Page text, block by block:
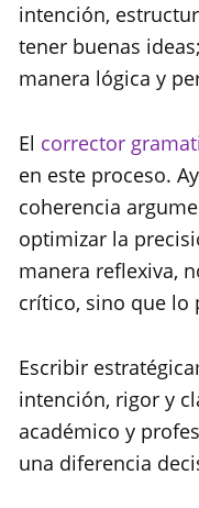
intención,
tener buenas
manera lógica y
El corrector
en este proceso.
coherencia
optimizar la
manera reflexiva,
crítico, sino que lo
Escribir
intención, rigor y
académico y
una diferencia